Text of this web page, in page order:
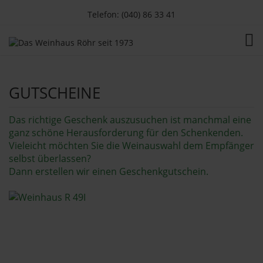
Telefon: (040) 86 33 41
GUTSCHEINE
Das richtige Geschenk auszusuchen ist manchmal eine
ganz schöne Herausforderung für den Schenkenden.
Vieleicht möchten Sie die Weinauswahl dem Empfänger
selbst überlassen?
Dann erstellen wir einen Geschenkgutschein.